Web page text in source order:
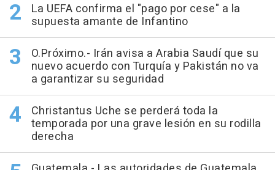
La UEFA confirma el "pago por cese" a la
supuesta amante de Infantino
O.Próximo.- Irán avisa a Arabia Saudí que su
nuevo acuerdo con Turquía y Pakistán no va
a garantizar su seguridad
Christantus Uche se perderá toda la
temporada por una grave lesión en su rodilla
derecha